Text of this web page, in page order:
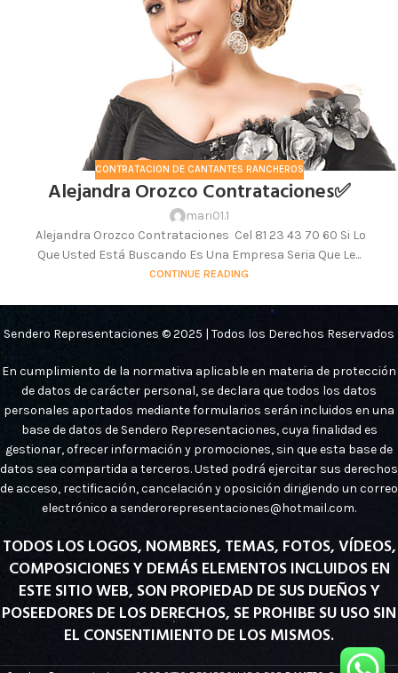
CONTRATACION DE CANTANTES RANCHEROS
Alejandra Orozco Contrataciones✅
mari01.1
Alejandra Orozco Contrataciones Cel 81 23 43 70 60 Si Lo
Que Usted Está Buscando Es Una Empresa Seria Que Le...
CONTINUE READING
Sendero Representaciones © 2025 | Todos los Derechos Reservados
En cumplimiento de la normativa aplicable en materia de protección
de datos de carácter personal, se declara que todos los datos
personales aportados mediante formularios serán incluidos en una
base de datos de Sendero Representaciones, cuya finalidad es
gestionar, ofrecer información y promociones, sin que esta base de
datos sea compartida a terceros. Usted podrá ejercitar sus derechos
de acceso, rectificación, cancelación y oposición dirigiendo un correo
electrónico a senderorepresentaciones@hotmail.com.
TODOS LOS LOGOS, NOMBRES, TEMAS, FOTOS, VÍDEOS,
COMPOSICIONES Y DEMÁS ELEMENTOS INCLUIDOS EN
ESTE SITIO WEB, SON PROPIEDAD DE SUS DUEÑOS Y
POSEEDORES DE LOS DERECHOS, SE PROHIBE SU USO SIN
EL CONSENTIMIENTO DE LOS MISMOS.